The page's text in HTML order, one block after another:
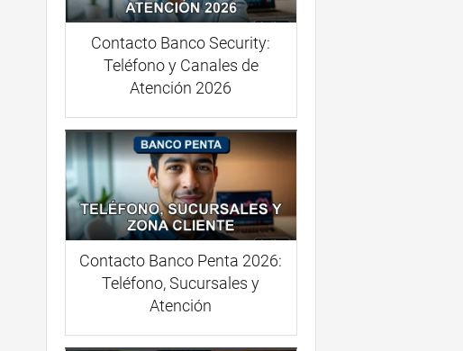
Contacto Banco Security:
Teléfono y Canales de
Atención 2026
Contacto Banco Penta 2026:
Teléfono, Sucursales y
Atención